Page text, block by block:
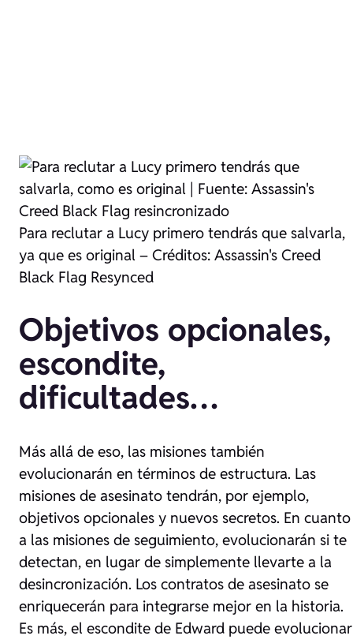
Para reclutar a Lucy primero tendrás que salvarla,
ya que es original – Créditos: Assassin's Creed
Black Flag Resynced
Objetivos opcionales,
escondite,
dificultades…
Más allá de eso, las misiones también
evolucionarán en términos de estructura. Las
misiones de asesinato tendrán, por ejemplo,
objetivos opcionales y nuevos secretos. En cuanto
a las misiones de seguimiento, evolucionarán si te
detectan, en lugar de simplemente llevarte a la
desincronización. Los contratos de asesinato se
enriquecerán para integrarse mejor en la historia.
Es más, el escondite de Edward puede evolucionar